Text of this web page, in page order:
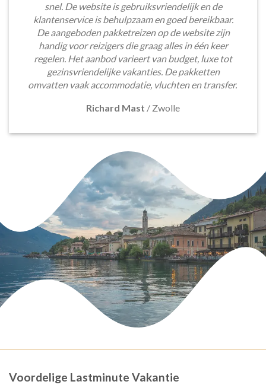
snel. De website is gebruiksvriendelijk en de
klantenservice is behulpzaam en goed bereikbaar.
De aangeboden pakketreizen op de website zijn
handig voor reizigers die graag alles in één keer
regelen. Het aanbod varieert van budget, luxe tot
gezinsvriendelijke vakanties. De pakketten
omvatten vaak accommodatie, vluchten en transfer.
Richard Mast / Zwolle
Voordelige Lastminute Vakantie